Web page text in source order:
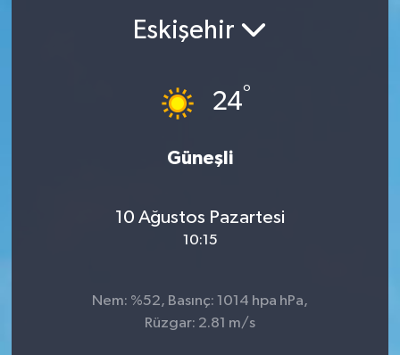
Eskişehir
24°
Güneşli
10 Ağustos Pazartesi
10:15
Nem: %52, Basınç: 1014 hpa hPa,
Rüzgar: 2.81 m/s